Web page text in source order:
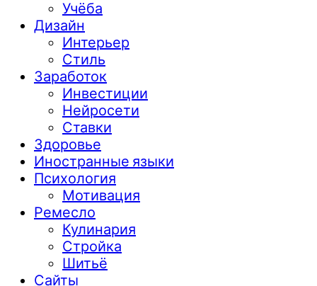
Учёба
Дизайн
Интерьер
Стиль
Заработок
Инвестиции
Нейросети
Ставки
Здоровье
Иностранные языки
Психология
Мотивация
Ремесло
Кулинария
Стройка
Шитьё
Сайты